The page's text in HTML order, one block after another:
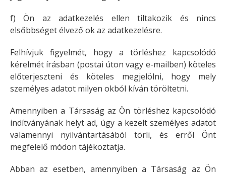
f) Ön az adatkezelés ellen tiltakozik és nincs
elsőbbséget élvező ok az adatkezelésre.
Felhívjuk figyelmét, hogy a törléshez kapcsolódó
kérelmét írásban (postai úton vagy e-mailben) köteles
előterjeszteni és köteles megjelölni, hogy mely
személyes adatot milyen okból kíván töröltetni.
Amennyiben a Társaság az Ön törléshez kapcsolódó
indítványának helyt ad, úgy a kezelt személyes adatot
valamennyi nyilvántartásából törli, és erről Önt
megfelelő módon tájékoztatja.
Abban az esetben, amennyiben a Társaság az Ön